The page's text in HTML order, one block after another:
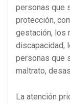
personas que
protección,
gestación, los
discapacidad,
personas que
maltrato,
La atención